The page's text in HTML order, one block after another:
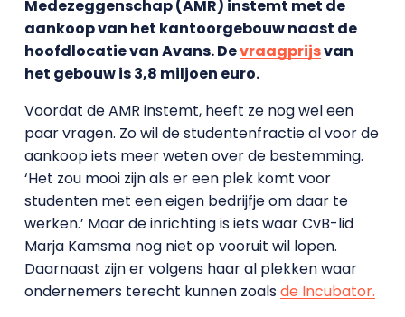
Medezeggenschap (AMR) instemt met de
aankoop van het kantoorgebouw naast de
hoofdlocatie van Avans.Devraagprijsvan
het gebouw is 3,8 miljoen euro.
Voordat de AMR instemt, heeft ze nog wel een
paar vragen. Zo wil de studentenfractie al voor de
aankoop iets meer weten over de bestemming.
‘Het zou mooi zijn als er een plek komt voor
studenten met een eigen bedrijfje om daar te
werken.’ Maar de inrichting is iets waar CvB-lid
Marja Kamsma nog niet op vooruit wil lopen.
Daarnaast zijn er volgens haar al plekken waar
ondernemers terecht kunnen zoalsde Incubator.